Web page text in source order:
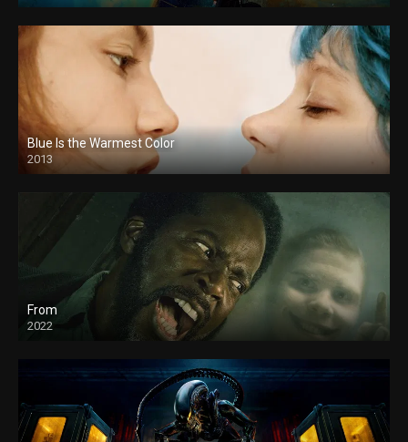
Blue Is the Warmest Color
2013
From
2022